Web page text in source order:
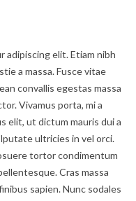
adipiscing elit. Etiam nibh
a massa. Fusce vitae
convallis egestas massa
Vivamus porta, mi a
elit, ut dictum mauris dui a
ultricies in vel orci.
tortor condimentum
Cras massa
sapien. Nunc sodales